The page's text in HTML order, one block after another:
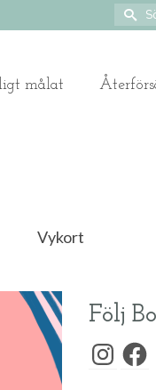
Search
for:
målat
Vykort
Följ
Instagram